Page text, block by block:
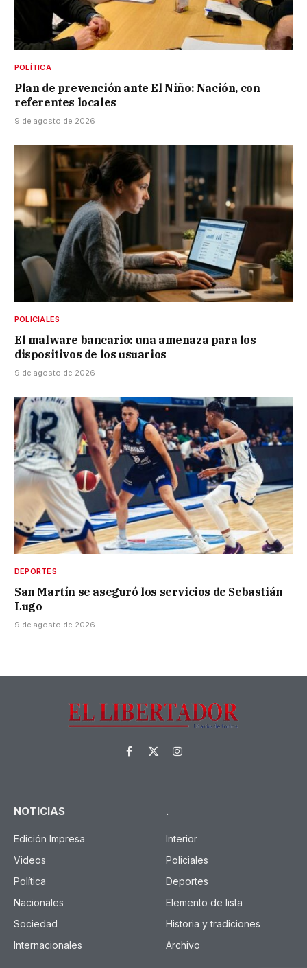
POLÍTICA
Plan de prevención ante El Niño: Nación, con
referentes locales
9 de agosto de 2026
POLICIALES
El malware bancario: una amenaza para los
dispositivos de los usuarios
9 de agosto de 2026
DEPORTES
San Martín se aseguró los servicios de Sebastián
Lugo
9 de agosto de 2026
Facebook
X
(Twitter)
Instagram
NOTICIAS
Edición Impresa
Videos
Política
Nacionales
Sociedad
Internacionales
.
Interior
Policiales
Deportes
Elemento de lista
Historia y tradiciones
Archivo